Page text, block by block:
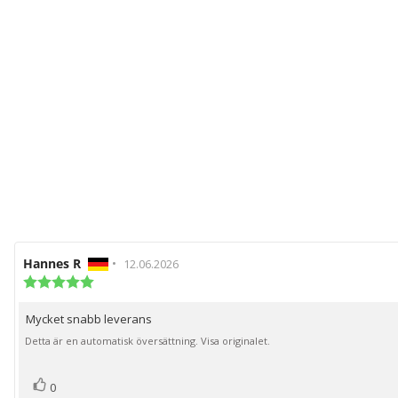
Recensionsförfattare:
Hannes R • Recensionsdatum:
12.06.2026
5
stjärnor
Recensionstext:
Mycket snabb leverans
Detta är en automatisk översättning. Visa originalet.
Rösta
0